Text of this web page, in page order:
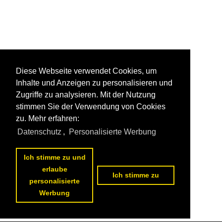
Diese Webseite verwendet Cookies, um
Inhalte und Anzeigen zu personalisieren und
Zugriffe zu analysieren. Mit der Nutzung
stimmen Sie der Verwendung von Cookies
zu. Mehr erfahren:
Datenschutz , Personalisierte Werbung
Ich stimme zu und
erlaube
personalisierte
Werbung
Ich stimme zu